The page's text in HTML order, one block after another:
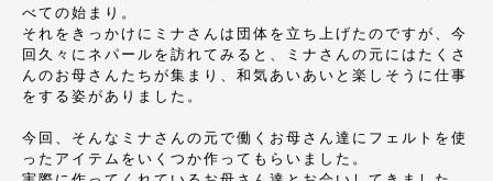
べての始まり。
それをきっかけにミナさんは団体を立ち上げたのですが、今
回久々にネパールを訪れてみると、ミナさんの元にはたくさ
んのお母さんたちが集まり、和気あいあいと楽しそうに仕事
をする姿がありました。
今回、そんなミナさんの元で働くお母さん達にフェルトを使
ったアイテムをいくつか作ってもらいました。